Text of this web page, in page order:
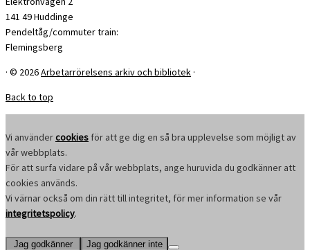
141 49 Huddinge
Pendeltåg/commuter train:
Flemingsberg
· © 2026Arbetarrörelsens arkiv och bibliotek ·
Back to top
Vi användercookies för att ge dig en så bra upplevelse som möjligt av
vår webbplats.
För att surfa vidare på vår webbplats, ange huruvida du godkänner att
cookies används.
Vi värnar också om din rätt till integritet, för mer information se vår
integritetspolicy.
Jag godkänner Jag godkänner inte